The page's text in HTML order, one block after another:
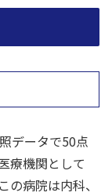
データで50点
療機関として
の病院は内科、